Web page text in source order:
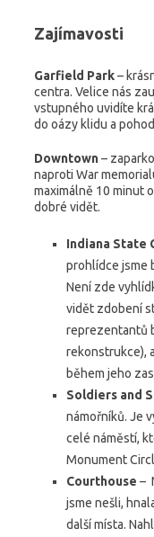
Zajímavosti
Garfield Park–
centra. Velice nás
vstupného uvidíte
do oázy klidu a
Downtown–
naproti War
maximálně 10 minut
dobré vidět.
Indiana State
prohlídce jsme
Není zde
vidět zdobení
reprezentantů
rekonstrukce),
během jeho
Soldiers and
námořníků. Je
celé náměstí,
Monument
Courthouse –
jsme nešli,
další místa.